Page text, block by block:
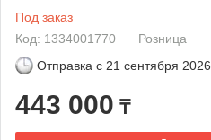
Под заказ
Код: 1334001770
Розница
Отправка с 21 сентября 2026
443 000 ₸